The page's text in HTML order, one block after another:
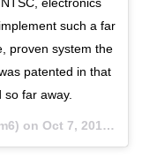
such a far
proven system the
patented in that
far away.
on Oct 7, 2015 at 2:27pm PDT